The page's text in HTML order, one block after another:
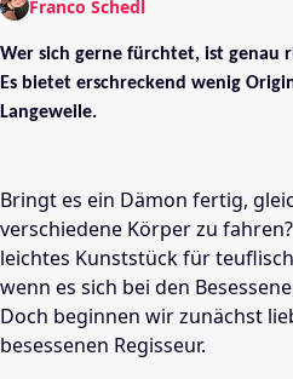
Franco Schedl
Wer sich gerne fürchtet, ist genau
Es bietet erschreckend wenig
Langeweile.
Bringt es ein Dämon fertig,
verschiedene Körper zu
leichtes Kunststück für
wenn es sich bei den
Doch beginnen wir zunächst
besessenen Regisseur.